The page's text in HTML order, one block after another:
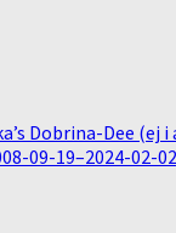
Dobrina-Dee (ej
09-19–2024-02-